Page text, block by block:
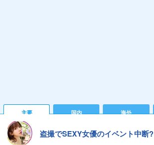
主要 国内 海外
盗撮でSEXY女優のイベント中断?